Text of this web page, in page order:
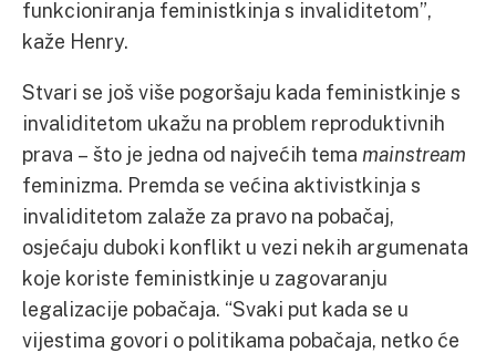
funkcioniranja feministkinja s invaliditetom”,
kaže Henry.
Stvari se još više pogoršaju kada feministkinje s
invaliditetom ukažu na problem reproduktivnih
prava – što je jedna od najvećih tema mainstream
feminizma. Premda se većina aktivistkinja s
invaliditetom zalaže za pravo na pobačaj,
osjećaju duboki konflikt u vezi nekih argumenata
koje koriste feministkinje u zagovaranju
legalizacije pobačaja. “Svaki put kada se u
vijestima govori o politikama pobačaja, netko će